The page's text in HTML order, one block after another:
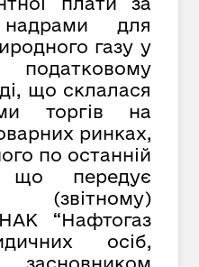
надрами для
газу у
податковому
що склалася
торгів на
ринках,
по останній
що передує
(звітному)
“Нафтогаз
осіб,